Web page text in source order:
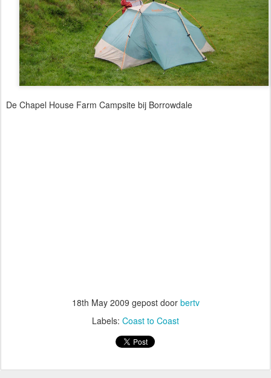
De Chapel House Farm Campsite bij Borrowdale
18th May 2009 gepost door bertv
Labels: Coast to Coast